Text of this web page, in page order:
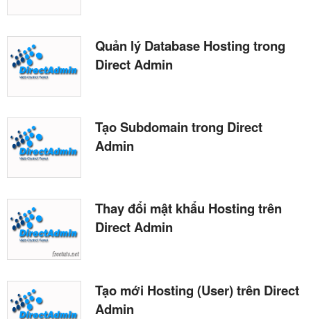
Quản lý Database Hosting trong
Direct Admin
Tạo Subdomain trong Direct
Admin
Thay đổi mật khẩu Hosting trên
Direct Admin
Tạo mới Hosting (User) trên Direct
Admin